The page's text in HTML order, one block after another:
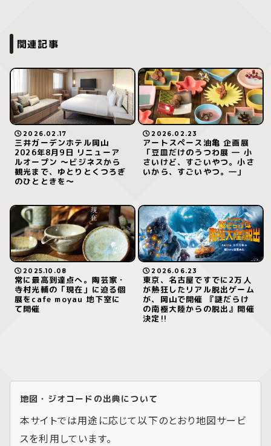
関連記事
2026.02.17
三井ガーデンホテル岡山
2026年8月9日 リニューア
ルオープン 〜ビジネスから
観光まで、ゆとりとくつろぎ
のひとときを〜
2026.02.23
アートスペース油亀 企画展
「豆皿だけのうつわ展 ― 小
さいけど、すごいやつ。小さ
いから、すごいやつ。―」
2025.10.08
常に最高到達点へ。陶芸家・
寺村光輔の「現在」に迫る個
展をcafe moyau 地下室に
て開催
2026.06.23
東京、名古屋ですでに2万人
が熱狂したリアル脱出ゲーム
が、岡山で開催 『謎だらけ
の南極大陸からの脱出』開催
決定!!
地図・ジオコードの出典について
本サイトでは用途に応じて以下のとおり地図サービ
スを利用しています。